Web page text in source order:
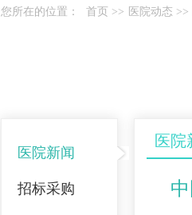
您所在的位置： 首页 >> 医院动态 >>
医院新闻
招标采购
医院